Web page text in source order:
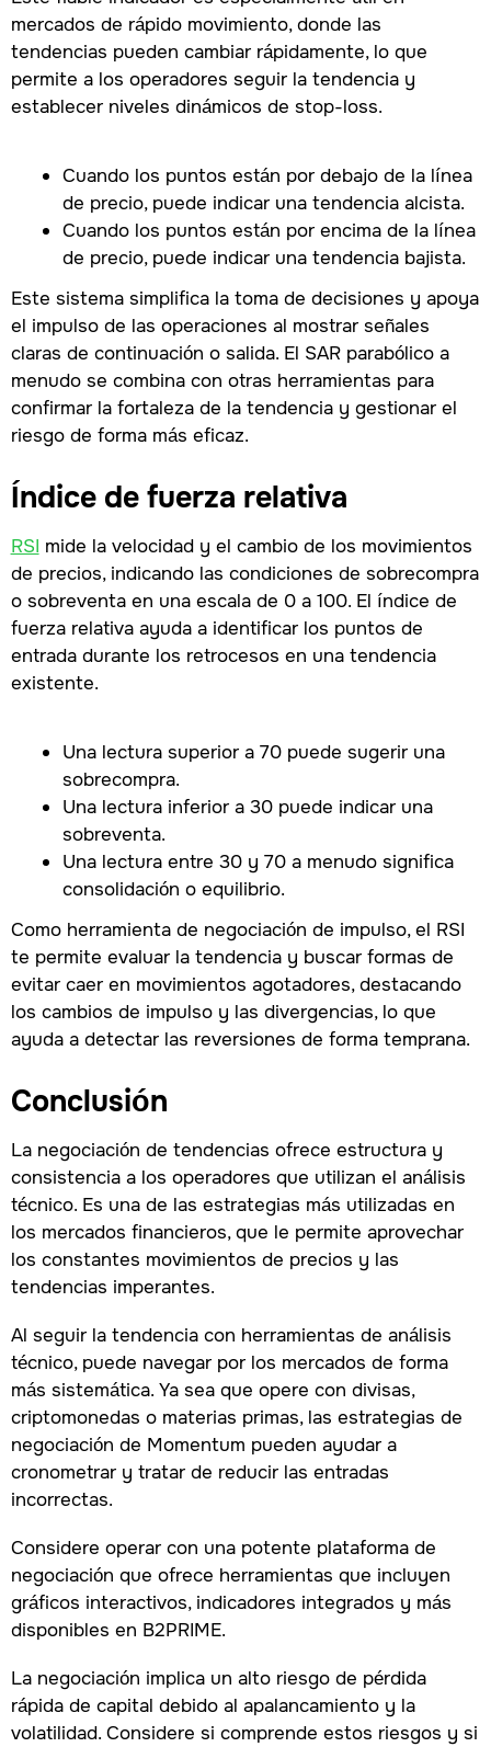
mercados de rápido movimiento, donde las
tendencias pueden cambiar rápidamente, lo que
permite a los operadores seguir la tendencia y
establecer niveles dinámicos de stop-loss.
Cuando los puntos están por debajo de la línea
de precio, puede indicar una tendencia alcista.
Cuando los puntos están por encima de la línea
de precio, puede indicar una tendencia bajista.
Este sistema simplifica la toma de decisiones y apoya
el impulso de las operaciones al mostrar señales
claras de continuación o salida. El SAR parabólico a
menudo se combina con otras herramientas para
confirmar la fortaleza de la tendencia y gestionar el
riesgo de forma más eficaz.
Índice de fuerza relativa
RSI mide la velocidad y el cambio de los movimientos
de precios, indicando las condiciones de sobrecompra
o sobreventa en una escala de 0 a 100. El índice de
fuerza relativa ayuda a identificar los puntos de
entrada durante los retrocesos en una tendencia
existente.
Una lectura superior a 70 puede sugerir una
sobrecompra.
Una lectura inferior a 30 puede indicar una
sobreventa.
Una lectura entre 30 y 70 a menudo significa
consolidación o equilibrio.
Como herramienta de negociación de impulso, el RSI
te permite evaluar la tendencia y buscar formas de
evitar caer en movimientos agotadores, destacando
los cambios de impulso y las divergencias, lo que
ayuda a detectar las reversiones de forma temprana.
Conclusión
La negociación de tendencias ofrece estructura y
consistencia a los operadores que utilizan el análisis
técnico. Es una de las estrategias más utilizadas en
los mercados financieros, que le permite aprovechar
los constantes movimientos de precios y las
tendencias imperantes.
Al seguir la tendencia con herramientas de análisis
técnico, puede navegar por los mercados de forma
más sistemática. Ya sea que opere con divisas,
criptomonedas o materias primas, las estrategias de
negociación de Momentum pueden ayudar a
cronometrar y tratar de reducir las entradas
incorrectas.
Considere operar con una potente plataforma de
negociación que ofrece herramientas que incluyen
gráficos interactivos, indicadores integrados y más
disponibles en B2PRIME.
La negociación implica un alto riesgo de pérdida
rápida de capital debido al apalancamiento y la
volatilidad. Considere si comprende estos riesgos y si